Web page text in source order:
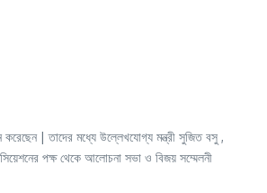
করেছেন | তাদের মধ্যে উল্লেখযোগ্য মন্ত্রী সুজিত বসু ,
পক্ষ থেকে আলোচনা সভা ও বিজয় সম্মেলনী